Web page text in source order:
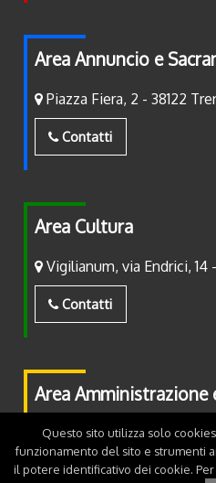
Area Annuncio e
Piazza Fiera, 2 - 38122
Contatti
Area Cultura
Vigilianum, via Endrici, 14
Contatti
Area Amministrazione
Piazza Fiera, 2 - 38122
Contatti
Questo sito utilizza solo
funzionamento del sito e strumenti
il potere identificativo dei cookie.